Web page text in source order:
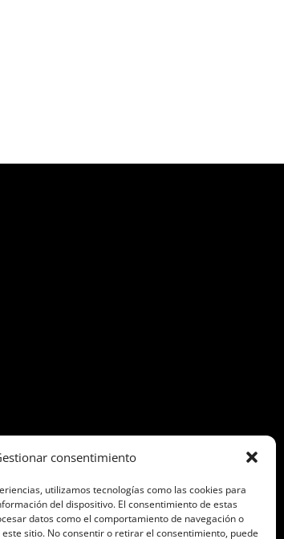
consentimiento
utilizamos tecnologías como las cookies para
del dispositivo. El consentimiento de estas
datos como el comportamiento de navegación o
sitio. No consentir o retirar el consentimiento, puede